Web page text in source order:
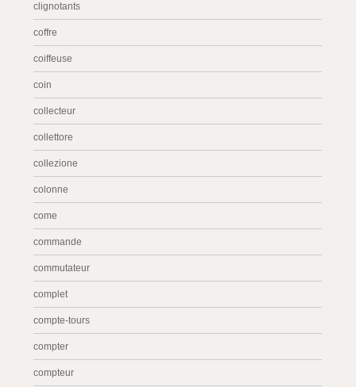
clignotants
coffre
coiffeuse
coin
collecteur
collettore
collezione
colonne
come
commande
commutateur
complet
compte-tours
compter
compteur